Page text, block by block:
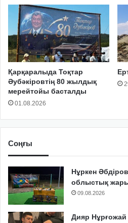
Қарқаралыда Тоқтар
Әубәкіровтің 80 жылдық
мерейтойы басталды
01.08.2026
Соңғы
Нұркен
облыстық
09.08.2026
Дияр Нұрғожай